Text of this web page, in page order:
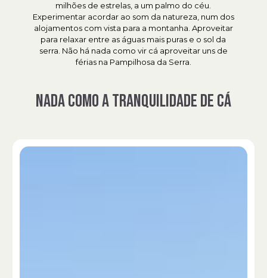
milhões de estrelas, a um palmo do céu.
Experimentar acordar ao som da natureza, num dos
alojamentos com vista para a montanha. Aproveitar
para relaxar entre as águas mais puras e o sol da
serra. Não há nada como vir cá aproveitar uns de
férias na Pampilhosa da Serra.
NADA COMO A TRANQUILIDADE DE CÁ